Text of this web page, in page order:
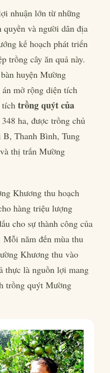
nhuận lớn từ những
và người dân địa
kế hoạch phát triển
trồng cây ăn quả này.
huyện Mường
mở rộng diện tích
tích trồng quýt của
ha, được trồng chủ
B, Thanh Bình, Tung
thị trấn Mường
Khương thu hoạch
hàng triệu lượng
cho sự thành công của
Mỗi năm đến mùa thu
Khương thu vào
thực là nguồn lợi mang
trồng quýt Mường